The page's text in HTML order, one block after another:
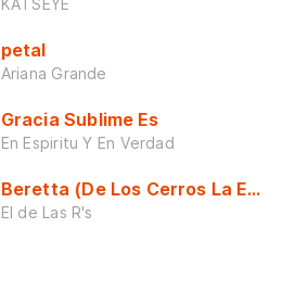
KATSEYE
petal
Ariana Grande
Gracia Sublime Es
En Espiritu Y En Verdad
Beretta (De Los Cerros La
El de Las R's